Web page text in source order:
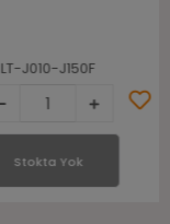
LT-J010-J150F
Stokta Yok